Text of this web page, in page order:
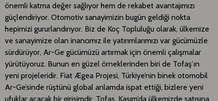
önemli katma değer sağlıyor hem de rekabet avantajımızı
güçlendiriyor. Otomotiv sanayimizin bugün geldiği nokta
hepimizi gururlandırıyor. Biz de Koç Topluluğu olarak, ülkemize
ve sanayimize olan inancımız ile yatırımlarımızı var gücümüzle
sürdürüyor, Ar-Ge gücümüzü artırmak için önemli çalışmalar
yürütüyoruz. Bunun en güzel örneklerinden biri de Tofaş’ın
yeni projeleridir. Fiat Ægea Projesi, Türkiye’nin binek otomobil
Ar-Ge’sinde rüştünü global anlamda ispat ettiği, bizlere yeni
ufuklar açacak bir girişimdir. Tofaş, Kasım’da ülkemizde satışına